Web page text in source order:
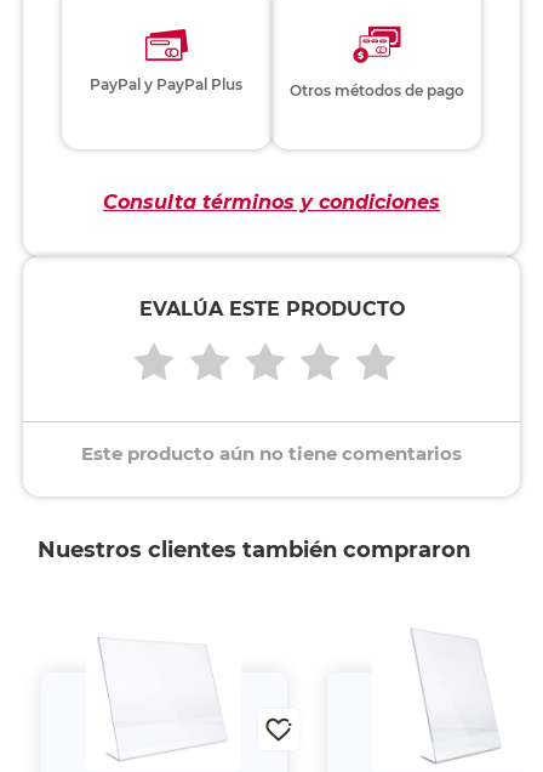
PayPal y PayPal Plus Otros métodos de pago
Consulta términos y condiciones
EVALÚA ESTE PRODUCTO
Este producto aún no tiene comentarios
Nuestros clientes también compraron